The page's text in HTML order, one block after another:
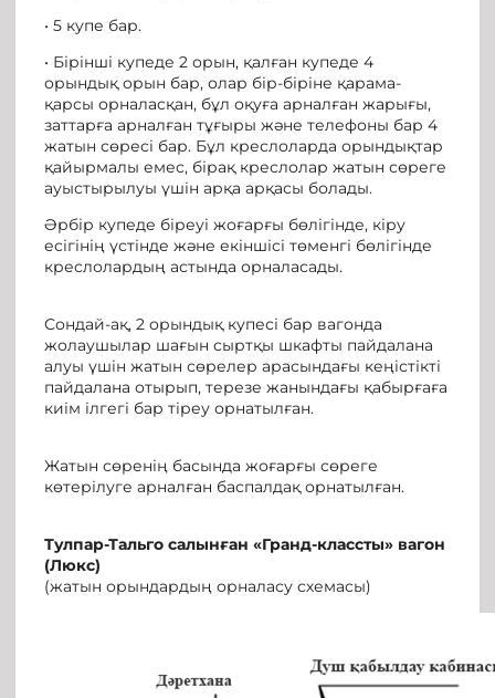
• 5 купе бар.
• Бірінші купеде 2 орын, қалған купеде 4
орындық орын бар, олар бір-біріне қарама-
қарсы орналасқан, бұл оқуға арналған жарығы,
заттарға арналған тұғыры және телефоны бар 4
жатын сөресі бар. Бұл креслоларда орындықтар
қайырмалы емес, бірақ креслолар жатын сөреге
ауыстырылуы үшін арқа арқасы болады.
Әрбір купеде біреуі жоғарғы бөлігінде, кіру
есігінің үстінде және екіншісі төменгі бөлігінде
креслолардың астында орналасады.
Сондай-ақ, 2 орындық купесі бар вагонда
жолаушылар шағын сыртқы шкафты пайдалана
алуы үшін жатын сөрелер арасындағы кеңістікті
пайдалана отырып, терезе жанындағы қабырғаға
киім ілгегі бар тіреу орнатылған.
Жатын сөренің басында жоғарғы сөреге
көтерілуге арналған баспалдақ орнатылған.
Тулпар-Тальго салынған «Гранд-классты» вагон
(Люкс)
(жатын орындардың орналасу схемасы)